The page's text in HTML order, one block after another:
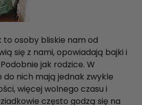
to osoby bliskie nam od
się z nami, opowiadają bajki i
jak rodzice. W
do nich mają jednak zwykle
więcej wolnego czasu i
często godzą się na